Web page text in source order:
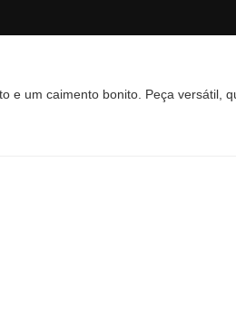
um caimento bonito. Peça versátil,